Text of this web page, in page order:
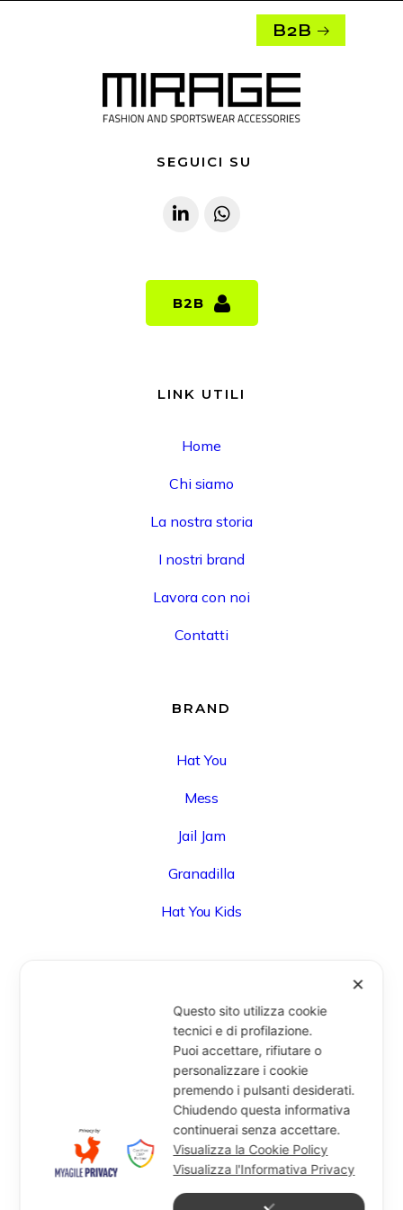
B2B
SEGUICI SU
B2B
B2B
LINK UTILI
Home
Chi siamo
La nostra storia
I nostri brand
Lavora con noi
Contatti
BRAND
Hat You
Mess
Jail Jam
Granadilla
Hat You Kids
Via Degli Speziali, 161 (Blocco 32 Centergross) -
40050 Funo di Argelato (BO) - Italy
info@miragesrl.com
+39 051 8651711
✕
Questo sito utilizza cookie
tecnici e di profilazione.
Puoi accettare, rifiutare o
personalizzare i cookie
premendo i pulsanti desiderati.
Chiudendo questa informativa
continuerai senza accettare.
Visualizza la Cookie Policy
Visualizza l'Informativa Privacy